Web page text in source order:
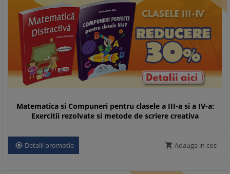
Matematica si Compuneri pentru clasele a III-a si a IV-a:
Exercitii rezolvate si metode de scriere creativa
 Detalii promotie  Adauga in cos